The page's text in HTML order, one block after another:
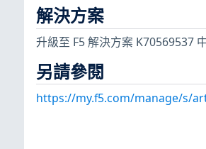
解決方案
升級至 F5 解決方案 K70569537
另請參閱
https://my.f5.com/manage/s/